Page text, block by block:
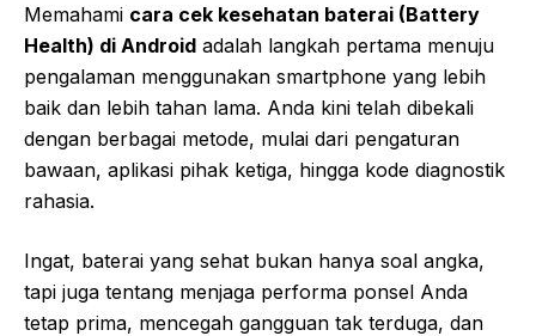
Memahami cara cek kesehatan baterai (Battery
Health) di Android adalah langkah pertama menuju
pengalaman menggunakan smartphone yang lebih
baik dan lebih tahan lama. Anda kini telah dibekali
dengan berbagai metode, mulai dari pengaturan
bawaan, aplikasi pihak ketiga, hingga kode diagnostik
rahasia.
Ingat, baterai yang sehat bukan hanya soal angka,
tapi juga tentang menjaga performa ponsel Anda
tetap prima, mencegah gangguan tak terduga, dan